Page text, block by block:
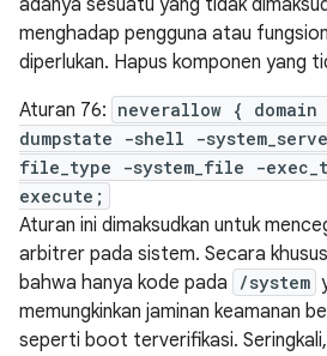
adanya sesuatu yang tidak
menghadap pengguna atau
diperlukan. Hapus komponen yang
Aturan 76: neverallow { domain
dumpstate -shell -
file_type -system_file -
execute;
Aturan ini dimaksudkan untuk
arbitrer pada sistem. Secara
bahwa hanya kode pada
/system
memungkinkan jaminan keamanan
seperti boot terverifikasi.